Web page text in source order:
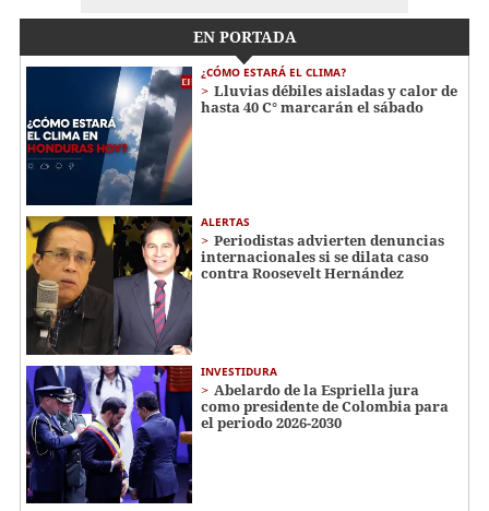
EN PORTADA
¿CÓMO ESTARÁ EL CLIMA?
Lluvias débiles aisladas y calor de
hasta 40 C° marcarán el sábado
ALERTAS
Periodistas advierten denuncias
internacionales si se dilata caso
contra Roosevelt Hernández
INVESTIDURA
Abelardo de la Espriella jura
como presidente de Colombia para
el periodo 2026-2030